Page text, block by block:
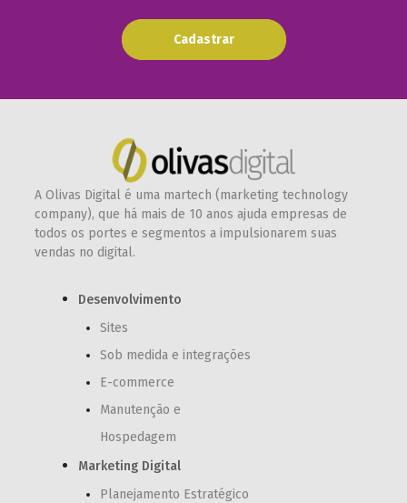
Cadastrar
A Olivas Digital é uma martech (marketing technology
company), que há mais de 10 anos ajuda empresas de
todos os portes e segmentos a impulsionarem suas
vendas no digital.
Desenvolvimento
Sites
Sob medida e integrações
E-commerce
Manutenção e
Hospedagem
Marketing Digital
Planejamento Estratégico